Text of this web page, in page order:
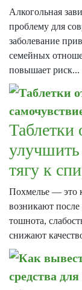
Алкогольная
проблему для
заболевание
семейных
повышает риск...
Таблетки
улучшить
тягу к
Похмелье — это
возникают после
тошнота,
снижают